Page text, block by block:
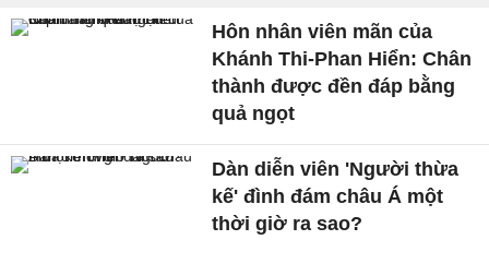
Hôn nhân viên mãn của
Khánh Thi-Phan Hiển: Chân
thành được đền đáp bằng
quả ngọt
Dàn diễn viên 'Người thừa
kế' đình đám châu Á một
thời giờ ra sao?